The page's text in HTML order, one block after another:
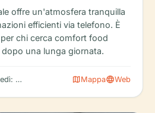
offre un'atmosfera tranquilla
efficienti via telefono. È
chi cerca comfort food
una lunga giornata.
5:00 – 10:00 PM, Mercoledì: 5:00 –
mapMappalanguageWeb